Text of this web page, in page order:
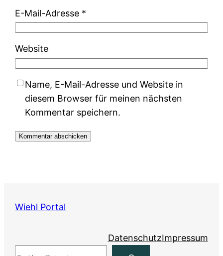
E-Mail-Adresse *
Website
Name, E-Mail-Adresse und Website in
diesem Browser für meinen nächsten
Kommentar speichern.
Wiehl Portal
DatenschutzImpressum